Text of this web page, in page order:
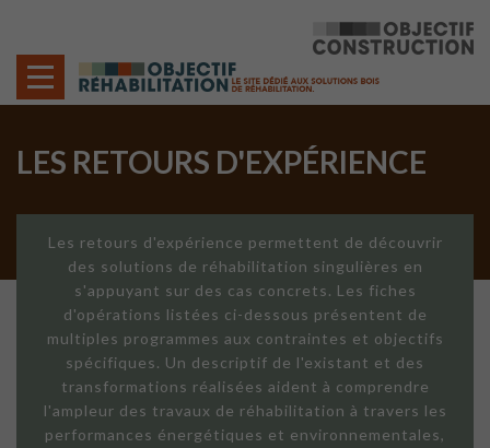
LES RETOURS D'EXPÉRIENCE
Les retours d'expérience permettent de découvrir
des solutions de réhabilitation singulières en
s'appuyant sur des cas concrets. Les fiches
d'opérations listées ci-dessous présentent de
multiples programmes aux contraintes et objectifs
spécifiques. Un descriptif de l'existant et des
transformations réalisées aident à comprendre
l'ampleur des travaux de réhabilitation à travers les
performances énergétiques et environnementales,